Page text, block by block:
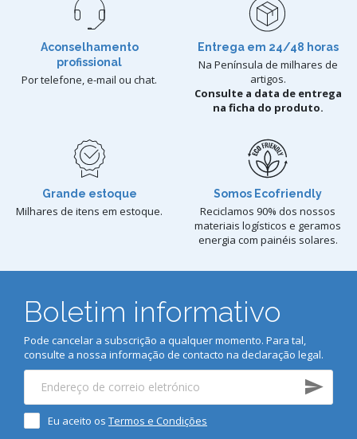
Aconselhamento
profissional
Por telefone, e-mail ou chat.
Entrega em 24/48 horas
Na Península de milhares de
artigos.
Consulte a data de entrega
na ficha do produto.
Grande estoque
Milhares de itens em estoque.
Somos Ecofriendly
Reciclamos 90% dos nossos
materiais logísticos e geramos
energia com painéis solares.
Boletim informativo
Pode cancelar a subscrição a qualquer momento. Para tal,
consulte a nossa informação de contacto na declaração legal.
Eu aceito os Termos e Condições